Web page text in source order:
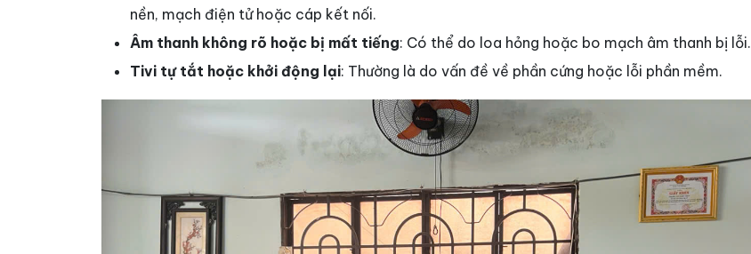
nền, mạch điện tử hoặc cáp kết nối.
Âm thanh không rõ hoặc bị mất tiếng: Có thể do loa hỏng hoặc bo mạch âm thanh bị lỗi.
Tivi tự tắt hoặc khởi động lại: Thường là do vấn đề về phần cứng hoặc lỗi phần mềm.